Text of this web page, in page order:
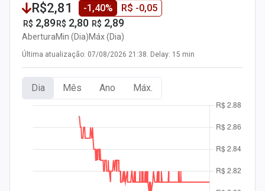
Últimas Notícias
Newsletters
Cotações
Comprar ou vender?
Carteiras Recomendadas
Central de Dividendos
Central de Fundos Imobiliários
R$2,81 -1,40% R$ -0,05
R$ 2,89
Abertura
R$ 2,80
Min (Dia)
R$ 2,89
Máx (Dia)
Última atualização: 07/08/2026 21:38. Delay: 15 min
Dia Mês Ano Máx.